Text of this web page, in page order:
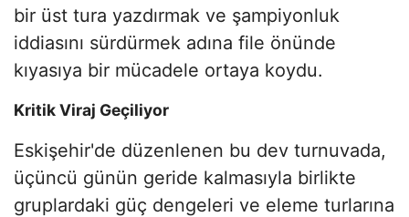
bir üst tura yazdırmak ve şampiyonluk
iddiasını sürdürmek adına file önünde
kıyasıya bir mücadele ortaya koydu.
Kritik Viraj Geçiliyor
Eskişehir'de düzenlenen bu dev turnuvada,
üçüncü günün geride kalmasıyla birlikte
gruplardaki güç dengeleri ve eleme turlarına